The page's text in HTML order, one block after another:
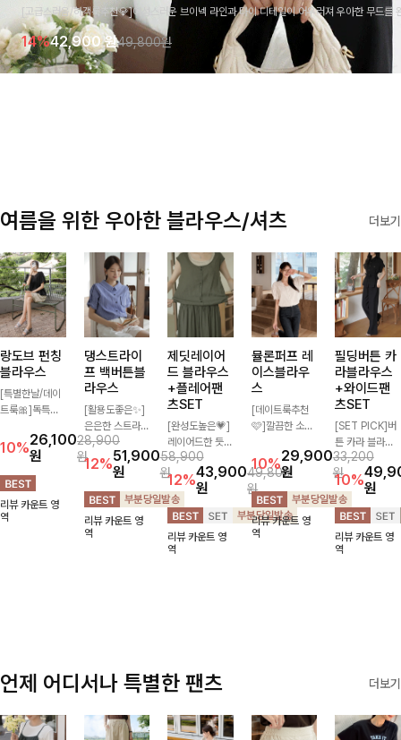
[고급스러움/하객룩추천💎]여성스러운 브이넥 라인과 타이 디테일이 어우러져 우아한 무드를
라우스 🤍 여유로운 7부 소매로 편안하게 착용되며 데일리룩부터 출근룩, 하객룩까지 세련된
기 좋은 아이템이에요
14%42,900원49,800원
여름을 위한 우아한 블라우스/셔츠 더보기
랑도브 펀칭
블라우스
[특별한날/데이
트룩🎀]독특한
시원해보이면서
로맨틱한 무드를
선사하는 블라우
스:) 풍성한 퍼프
소매와 밑단 셔
링으로 스타일을
10%26,100
원
28,900
원
리뷰 카운트 영
역
댕스트라이
프 백버튼블
라우스
[활용도좋은✨]
은은한 스트라이
프 패턴이 더해
져 심플한 코디
에도 세련된 포
인트를 더해드리
며 깔끔한 스트
라이프 디테일로
유행 없이 오래
12%51,900
원
58,900
원
리뷰 카운트 영
역
제딧레이어
드 블라우스
+플레어팬
츠SET
[완성도높은💗]
레이어드한 듯
자연스러운 나시
와 버튼 원피스
가 함께 구성된
세트 아이템입니
다. 코디 고민 없
이 한 벌만으로
도 내추럴하면서
12%43,900
원
49,800
원
리뷰 카운트 영
역
뮬론퍼프 레
이스블라우
스
[데이트룩추천
🩷]깔끔한 소매
자수로 사랑스러
운 분위기를 담
았으며 은은한
체크 패턴이 더
해져 밋밋함 없
이 여성스러움
10%29,900
원
33,200
원
리뷰 카운트 영
역
필딩버튼 카
라블라우스
+와이드팬
츠SET
[SET PICK]버
튼 카라 블라우
스와 팬츠, 스트
랩까지 구성된
활용도 높은 3
종 세트 🤍 코디
걱정 없이 한 번
에 완성도 있는
스타일링을 연출
10%원
리뷰 카운트 영
역
언제 어디서나 특별한 팬츠 더보기